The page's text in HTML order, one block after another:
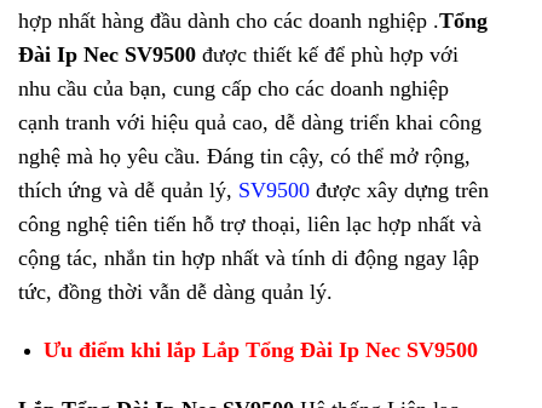
hợp nhất hàng đầu dành cho các doanh nghiệp .Tổng
Đài Ip Nec SV9500 được thiết kế để phù hợp với
nhu cầu của bạn, cung cấp cho các doanh nghiệp
cạnh tranh với hiệu quả cao, dễ dàng triển khai công
nghệ mà họ yêu cầu. Đáng tin cậy, có thể mở rộng,
thích ứng và dễ quản lý, SV9500 được xây dựng trên
công nghệ tiên tiến hỗ trợ thoại, liên lạc hợp nhất và
cộng tác, nhắn tin hợp nhất và tính di động ngay lập
tức, đồng thời vẫn dễ dàng quản lý.
Ưu điểm khi lắp Lắp Tổng Đài Ip Nec SV9500